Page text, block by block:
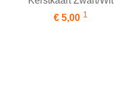
€ 5,00 1